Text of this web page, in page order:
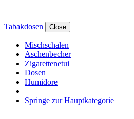
Tabakdosen Close
Mischschalen
Aschenbecher
Zigarettenetui
Dosen
Humidore
Springe zur Hauptkategorie